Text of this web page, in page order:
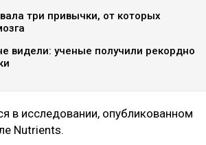
три привычки, от которых
видели: ученые получили рекордно
в исследовании, опубликованном
Nutrients.